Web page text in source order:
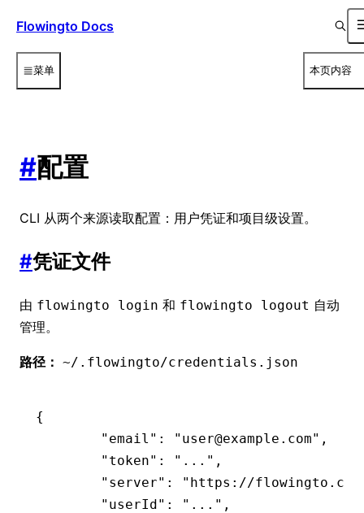
Flowingto Docs
菜单 本页内容
#配置
CLI 从两个来源读取配置：用户凭证和项目级设置。
#凭证文件
由 flowingto login 和 flowingto logout 自动
管理。
路径： ~/.flowingto/credentials.json
{
	"email"
: "user@example.com" ,
	"token"
: "..." ,
	"server"
:
"https://
	"userId"
: "..." ,